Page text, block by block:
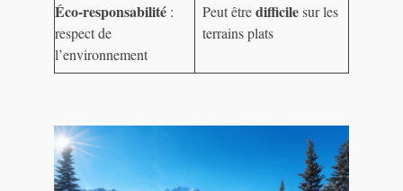
Éco-responsabilité :
respect de
l’environnement
Peut êtredifficilesur les
terrains plats